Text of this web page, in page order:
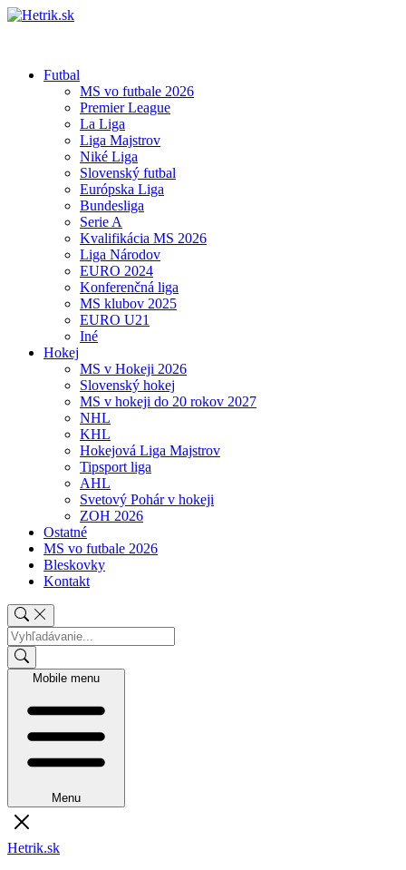
Futbal
MS vo futbale 2026
Premier League
La Liga
Liga Majstrov
Niké Liga
Slovenský futbal
Európska Liga
Bundesliga
Serie A
Kvalifikácia MS 2026
Liga Národov
EURO 2024
Konferenčná liga
MS klubov 2025
EURO U21
Iné
Hokej
MS v Hokeji 2026
Slovenský hokej
MS v hokeji do 20 rokov 2027
NHL
KHL
Hokejová Liga Majstrov
Tipsport liga
AHL
Svetový Pohár v hokeji
ZOH 2026
Ostatné
MS vo futbale 2026
Bleskovky
Kontakt
Mobile menu
Menu
Hetrik.sk